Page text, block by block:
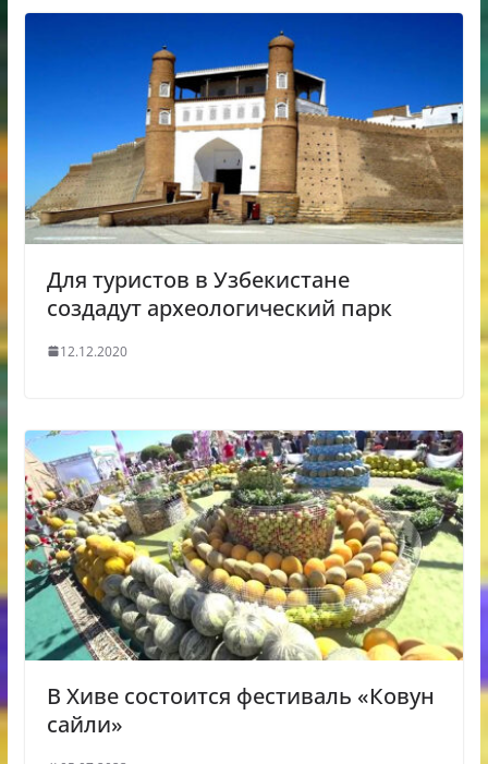
Для туристов в Узбекистане
создадут археологический парк
12.12.2020
В Хиве состоится фестиваль «Ковун
сайли»